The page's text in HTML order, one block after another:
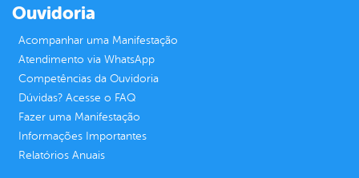
Ouvidoria
Acompanhar uma Manifestação
Atendimento via WhatsApp
Competências da Ouvidoria
Dúvidas? Acesse o FAQ
Fazer uma Manifestação
Informações Importantes
Relatórios Anuais